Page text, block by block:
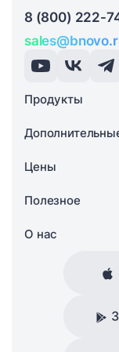
8 (800) 222-
Продукты
Цены
Полезное
О нас